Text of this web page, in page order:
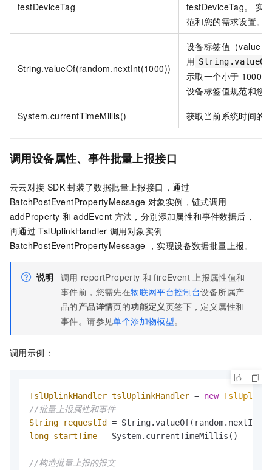
testDeviceTag
testDeviceTag。 实
范和您的需求设置。
String.valueOf(random.nextInt(1000))
设备标签值（value
用
示取一个小于 1000
设备标签值规范和您
System.currentTimeMillis() 获取当前系统时间的
调用设备属性、事件批量上报接口
云云对接 SDK 封装了数据批量上报接口，通过
BatchPostEventPropertyMessage 对象实例，链式调用
addProperty 和 addEvent 方法，分别添加属性和事件数据后，
再通过 TslUplinkHandler 调用对象实例
BatchPostEventPropertyMessage ，实现设备数据批量上报。
说明 调用 reportProperty 和 fireEvent 上报属性值和
事件前，您需先在物联网平台控制台设备所属产
品的产品详情页的功能定义页签下，定义属性和
事件。请参见单个添加物模型。
调用示例：
TslUplinkHandler tslUplinkHandler = new
//批量上报属性和事件
String
requestId = String.valueOf(random.nextInt(
long startTime = System.currentTimeMillis() -
//构造批量上报的报文